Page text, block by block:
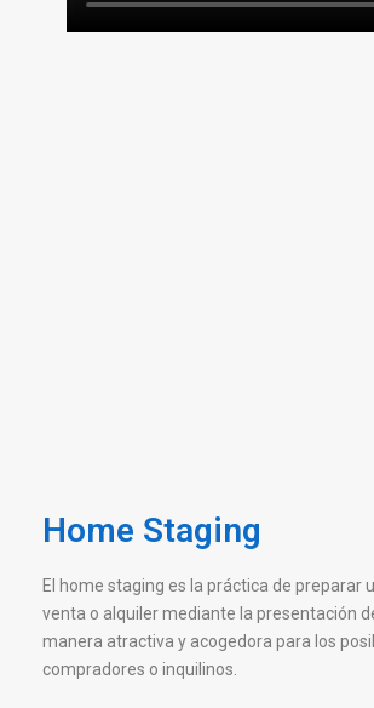
Home Staging
El home staging es la práctica de preparar
venta o alquiler mediante la presentación
manera atractiva y acogedora para los
compradores o inquilinos.